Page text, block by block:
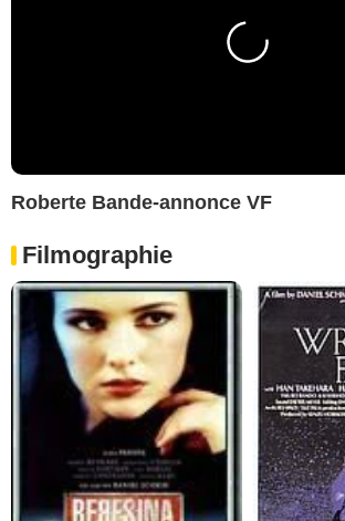
Roberte Bande-annonce VF
Filmographie